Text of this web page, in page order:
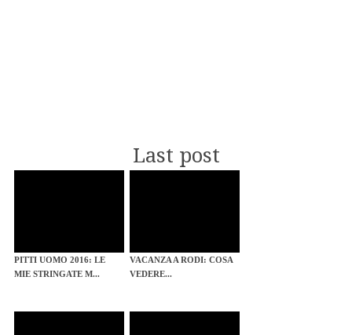
Last post
PITTI UOMO 2016: LE
MIE STRINGATE M...
VACANZA A RODI: COSA
VEDERE...